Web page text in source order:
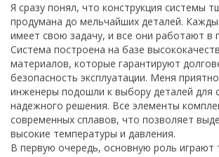
Я сразу понял, что конструкция системы
продумана до мельчайших деталей.
имеет свою задачу, и все они работают в
Система построена на базе
материалов, которые гарантируют
безопасность эксплуатации. Меня
инженеры подошли к выбору деталей для
надежного решения. Все элементы
современных сплавов, что позволяет
высокие температуры и давления.
В первую очередь, основную роль играют